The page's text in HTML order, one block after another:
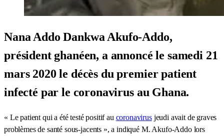
Nana Addo Dankwa Akufo-Addo,
président ghanéen, a annoncé le samedi 21
mars 2020 le décès du premier patient
infecté par le coronavirus au Ghana.
« Le patient qui a été testé positif au coronavirusjeudi avait de graves
problèmes de santé sous-jacents », a indiqué M. Akufo-Addo lors